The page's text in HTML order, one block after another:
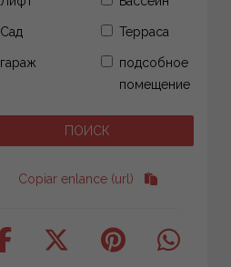
Сад Терраса
гараж
подсобное
помещение
Copiar enlance (url)